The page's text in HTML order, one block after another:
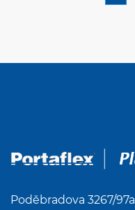
Poděbradova 3267/97a